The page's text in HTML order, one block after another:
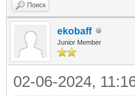
Поиск
ekobaff
Junior Member
02-06-2024,